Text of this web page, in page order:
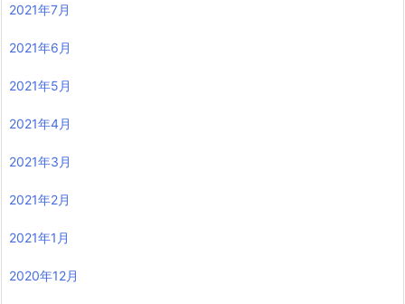
2021年7月
2021年6月
2021年5月
2021年4月
2021年3月
2021年2月
2021年1月
2020年12月